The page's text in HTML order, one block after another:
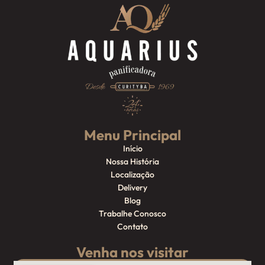
Menu Principal
Início
Nossa História
Localização
Delivery
Blog
Trabalhe Conosco
Contato
Venha nos visitar